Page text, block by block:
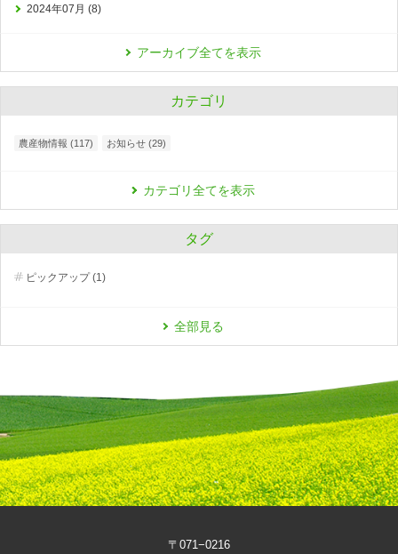
2024年07月 (8)
アーカイブ全てを表示
カテゴリ
農産物情報 (117) お知らせ (29)
カテゴリ全てを表示
タグ
ピックアップ (1)
全部見る
〒071−0216